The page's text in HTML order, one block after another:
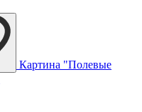
Картина "Полевые